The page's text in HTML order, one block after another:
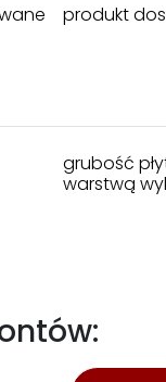
produkt
grubość
warstwą